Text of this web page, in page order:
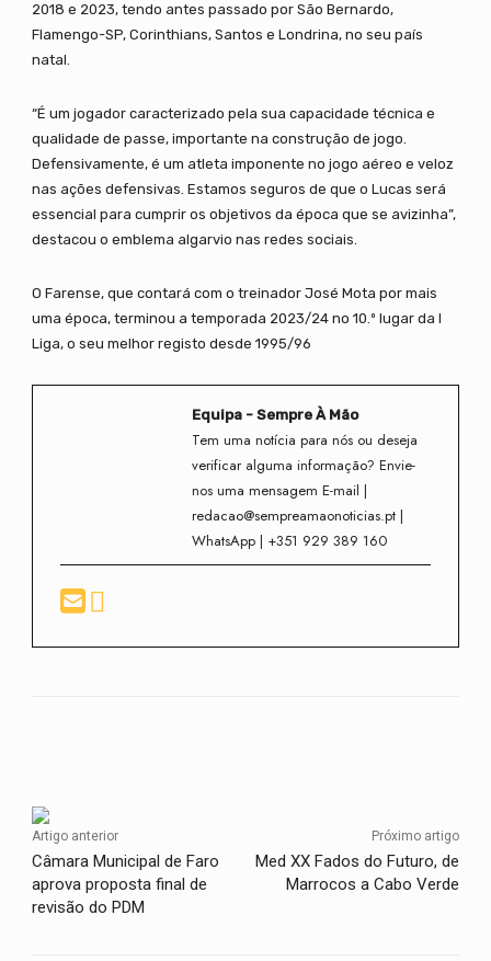
2018 e 2023, tendo antes passado por São Bernardo,
Flamengo-SP, Corinthians, Santos e Londrina, no seu país
natal.
“É um jogador caracterizado pela sua capacidade técnica e
qualidade de passe, importante na construção de jogo.
Defensivamente, é um atleta imponente no jogo aéreo e veloz
nas ações defensivas. Estamos seguros de que o Lucas será
essencial para cumprir os objetivos da época que se avizinha”,
destacou o emblema algarvio nas redes sociais.
O Farense, que contará com o treinador José Mota por mais
uma época, terminou a temporada 2023/24 no 10.º lugar da I
Liga, o seu melhor registo desde 1995/96
Equipa - Sempre À Mão
Tem uma notícia para nós ou deseja
verificar alguma informação? Envie-
nos uma mensagem E-mail |
redacao@sempreamaonoticias.pt |
WhatsApp | +351 929 389 160
Artigo anterior
Câmara Municipal de Faro
aprova proposta final de
revisão do PDM
Próximo artigo
Med XX Fados do Futuro, de
Marrocos a Cabo Verde